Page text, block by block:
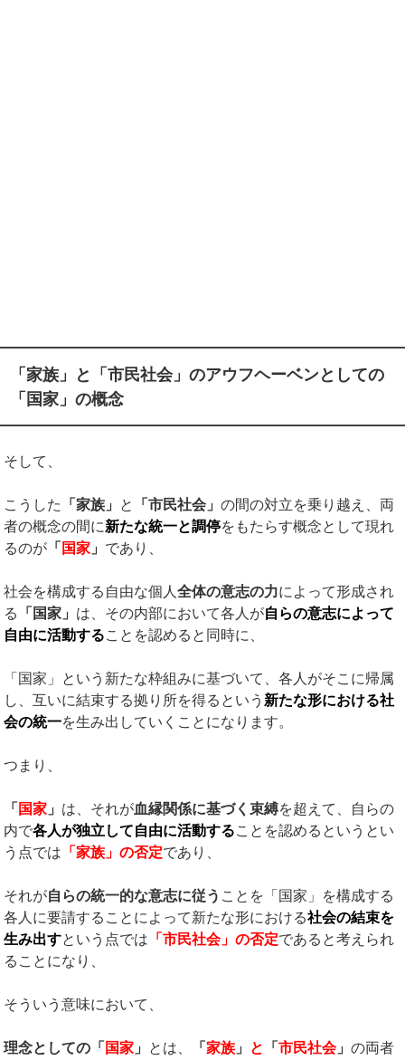
「家族」と「市民社会」のアウフヘーベンとしての
「国家」の概念
そして、
こうした 「家族」 と 「市民社会」の間の対立を乗り越え、両
者の概念の間に新たな統一と調停をもたらす概念として現れ
るのが 「 国家 」 であり、
社会を構成する自由な個人全体の意志の力によって形成され
る
「国家」 は、その内部において各人が自らの意志によって
自由に活動することを認めると同時に、
「国家」という新たな枠組みに基づいて、各人がそこに帰属
し、互いに結束する拠り所を得るという 新たな形における社
会の統一を生み出していくことになります。
つまり、
「 国家 」 は、それが血縁関係に基づく束縛を超えて、自らの
内で各人が独立して自由に活動することを認めるというとい
う点では 「家族」の否定であり、
それが自らの統一的な意志に従う ことを「国家」を構成する
各人に要請することによって新たな形における社会の結束を
生み出すという点では 「市民社会」の否定であると考えられ
ることになり、
そういう意味において、
理念としての「 国家 」 とは、 「家族 」 と 「市民社会」の両者